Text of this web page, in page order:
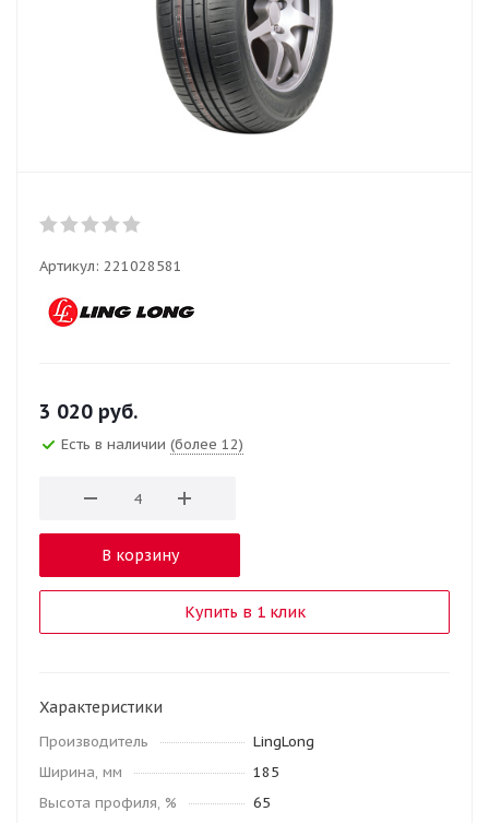
Артикул: 221028581
3 020 руб.
Есть в наличии (более 12)
В корзину
Купить в 1 клик
Характеристики
Производитель
LingLong
Ширина, мм
185
Высота профиля, %
65